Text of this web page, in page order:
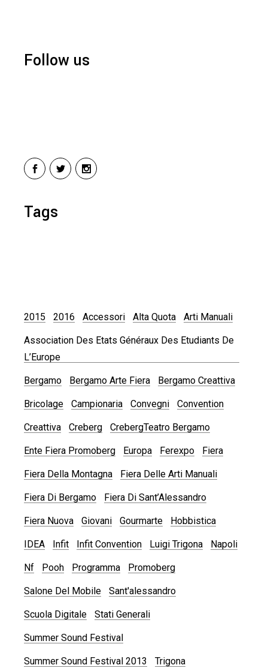
Follow us
Tags
2015 2016 Accessori Alta Quota Arti Manuali
Association Des Etats Généraux Des Etudiants De
L’Europe
Bergamo Bergamo Arte Fiera Bergamo Creattiva
Bricolage Campionaria Convegni Convention
Creattiva Creberg CrebergTeatro Bergamo
Ente Fiera Promoberg Europa Ferexpo Fiera
Fiera Della Montagna Fiera Delle Arti Manuali
Fiera Di Bergamo Fiera Di Sant’Alessandro
Fiera Nuova Giovani Gourmarte Hobbistica
IDEA Infit Infit Convention Luigi Trigona Napoli
Nf Pooh Programma Promoberg
Salone Del Mobile Sant'alessandro
Scuola Digitale Stati Generali
Summer Sound Festival
Summer Sound Festival 2013 Trigona